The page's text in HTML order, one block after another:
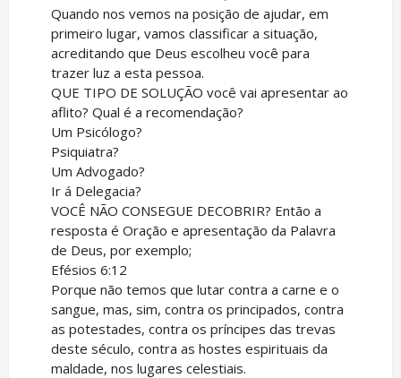
Quando nos vemos na posição de ajudar, em
primeiro lugar, vamos classificar a situação,
acreditando que Deus escolheu você para
trazer luz a esta pessoa.
QUE TIPO DE SOLUÇÃO você vai apresentar ao
aflito? Qual é a recomendação?
Um Psicólogo?
Psiquiatra?
Um Advogado?
Ir á Delegacia?
VOCÊ NÃO CONSEGUE DECOBRIR? Então a
resposta é Oração e apresentação da Palavra
de Deus, por exemplo;
Efésios 6:12
Porque não temos que lutar contra a carne e o
sangue, mas, sim, contra os principados, contra
as potestades, contra os príncipes das trevas
deste século, contra as hostes espirituais da
maldade, nos lugares celestiais.